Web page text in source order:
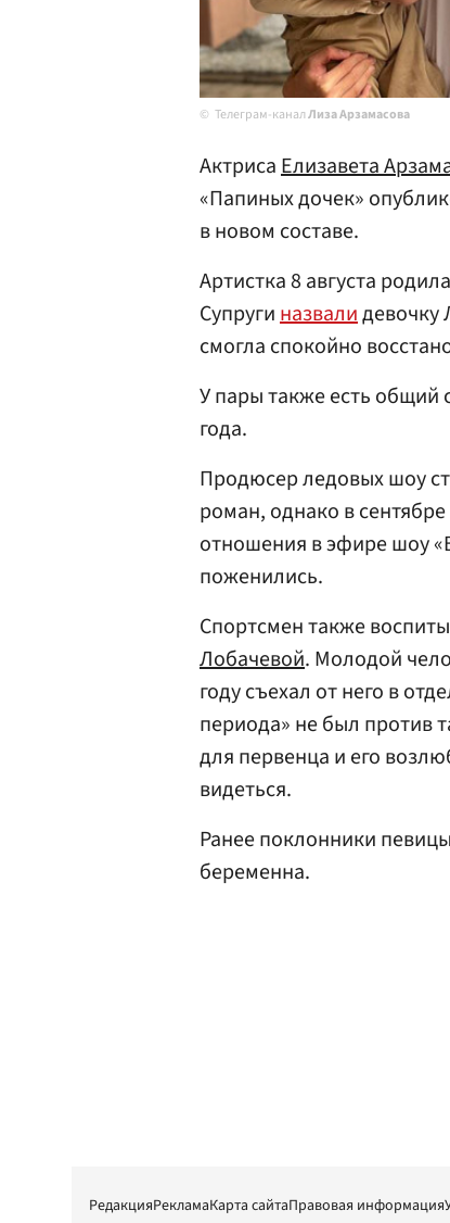
Телеграм-каналЛиза Арзамасова
АктрисаЕлизавета
«Папиных дочек»
в новом составе.
Артистка 8 августа
Супругиназвалидевочку
смогла спокойно
У пары также есть общий
года.
Продюсер ледовых шоу
роман, однако в
отношения в эфире шоу
поженились.
Спортсмен также
Лобачевой. Молодой
году съехал от него в
периода» не был против
для первенца и его
видеться.
Ранее поклонники
беременна.
РедакцияРекламаКарта сайтаПравовая информация